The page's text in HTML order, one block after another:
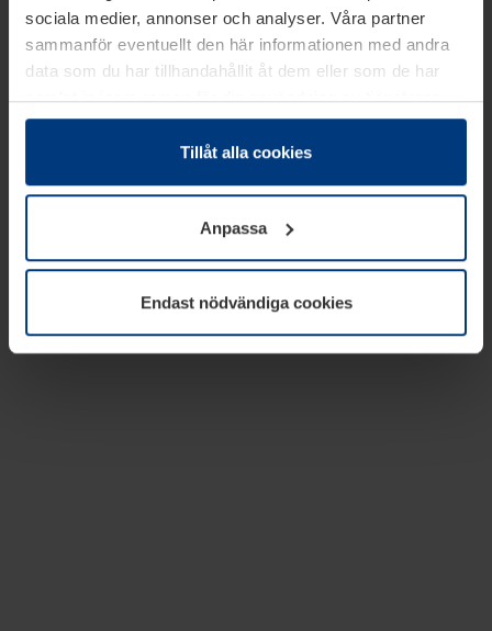
sociala medier, annonser och analyser. Våra partner
sammanför eventuellt den här informationen med andra
data som du har tillhandahållit åt dem eller som de har
samlat in inom ramen för din användning av tjänsterna.
Juridiskt kan vi lagra kakor på din enhet, om de är
absolut nödvändiga för driften av den här webbplatsen.
godkännande kan du när som helst ändra eller återkalla i
informationen om kakor underDataskyddsförklaring
vår webbplats.
Tillåt alla cookies
Anpassa
Endast nödvändiga cookies